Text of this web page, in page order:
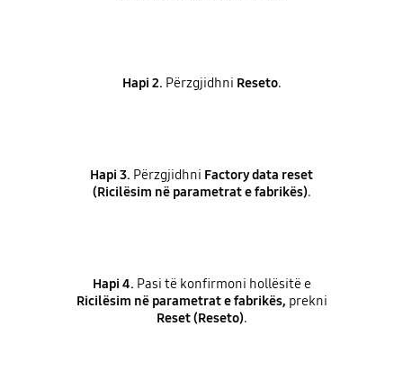
Hapi 2. Përzgjidhni Reseto.
Hapi 3. Përzgjidhni Factory data reset
(Ricilësim në parametrat e fabrikës).
Hapi 4. Pasi të konfirmoni hollësitë e
Ricilësim në parametrat e fabrikës, prekni
Reset (Reseto).